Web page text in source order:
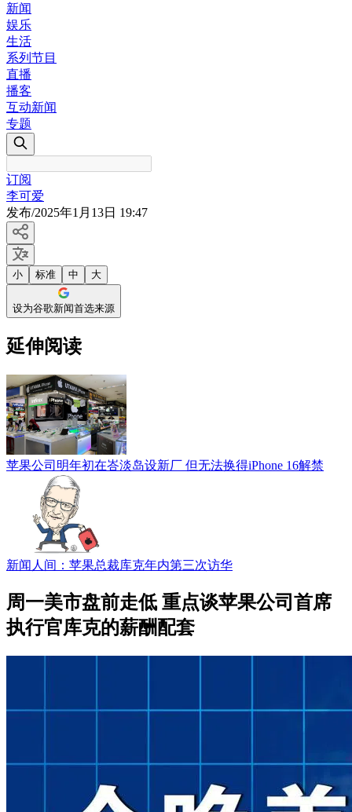
新闻
娱乐
生活
系列节目
直播
播客
互动新闻
专题
订阅
李可爱
发布/2025年1月13日 19:47
小 标准 中 大
设为谷歌新闻首选来源
延伸阅读
苹果公司明年初在峇淡岛设新厂 但无法换得iPhone 16解禁
新闻人间：苹果总裁库克年内第三次访华
周一美市盘前走低 重点谈苹果公司首席
执行官库克的薪酬配套